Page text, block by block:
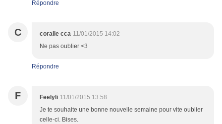
Répondre
C coralie cca 11/01/2015 14:02
Ne pas oublier <3
Répondre
F Feelyli 11/01/2015 13:58
Je te souhaite une bonne nouvelle semaine pour vite oublier
celle-ci. Bises.